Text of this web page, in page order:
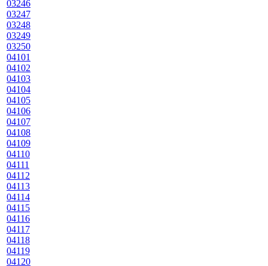
03246
03247
03248
03249
03250
04101
04102
04103
04104
04105
04106
04107
04108
04109
04110
04111
04112
04113
04114
04115
04116
04117
04118
04119
04120